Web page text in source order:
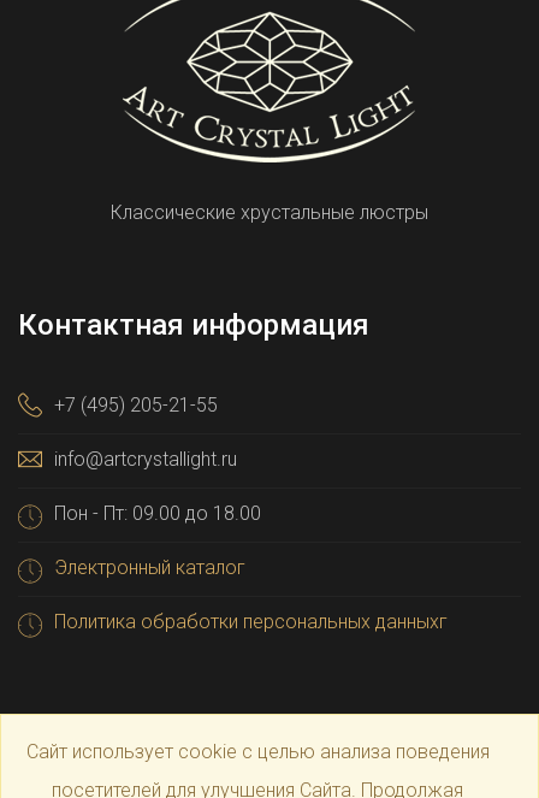
Классические хрустальные люстры
Контактная информация
+7 (495) 205-21-55
info@artcrystallight.ru
Пон - Пт: 09.00 до 18.00
Электронный каталог
Политика обработки персональных данныхг
Сайт использует cookie с целью анализа поведения
посетителей для улучшения Сайта. Продолжая